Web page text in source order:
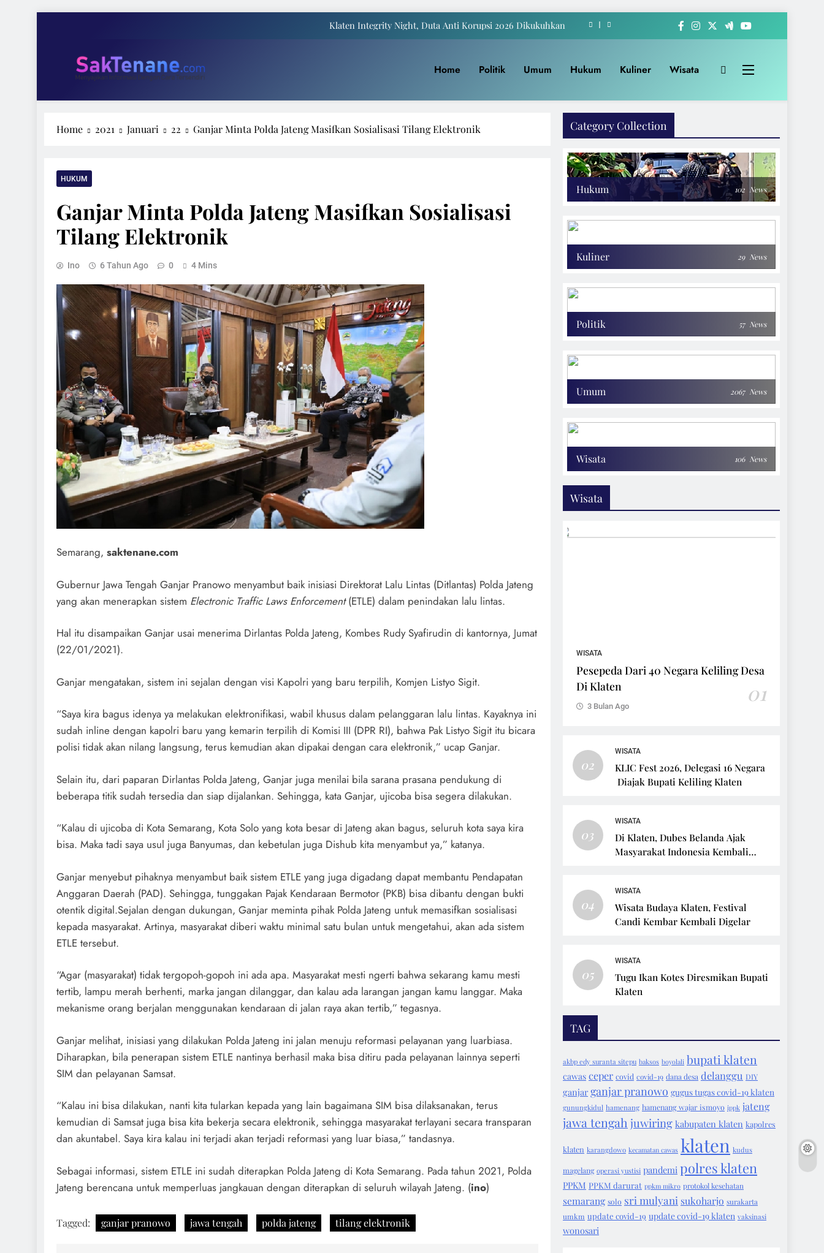
Klaten Integrity Night, Duta Anti Korupsi 2026 Dikukuhkan
Wakil Ketua Komite I DPD RI Muhdi: Pendidikan Harus Dinikmati Semua Masyarakat
Yaqowiyu, Menko Perekonomian Ikut Sebar Ribuan Apem
Klaten Integrity Night, Duta Anti Korupsi 2026 Dikukuhkan
SakTenane.com
Home Politik Umum Hukum Kuliner Wisata
Home 2021 Januari 22 Ganjar Minta Polda Jateng Masifkan Sosialisasi Tilang Elektronik
HUKUM
Ganjar Minta Polda Jateng Masifkan Sosialisasi
Tilang Elektronik
Ino 6 Tahun Ago 0 4 Mins
Semarang, saktenane.com
Gubernur Jawa Tengah Ganjar Pranowo menyambut baik inisiasi Direktorat Lalu Lintas (Ditlantas) Polda Jateng
yang akan menerapkan sistem Electronic Traffic Laws Enforcement(ETLE) dalam penindakan lalu lintas.
Hal itu disampaikan Ganjar usai menerima Dirlantas Polda Jateng, Kombes Rudy Syafirudin di kantornya, Jumat
(22/01/2021).
Ganjar mengatakan, sistem ini sejalan dengan visi Kapolri yang baru terpilih, Komjen Listyo Sigit.
“Saya kira bagus idenya ya melakukan elektronifikasi, wabil khusus dalam pelanggaran lalu lintas. Kayaknya ini
sudah inline dengan kapolri baru yang kemarin terpilih di Komisi III (DPR RI), bahwa Pak Listyo Sigit itu bicara
polisi tidak akan nilang langsung, terus kemudian akan dipakai dengan cara elektronik,” ucap Ganjar.
Selain itu, dari paparan Dirlantas Polda Jateng, Ganjar juga menilai bila sarana prasana pendukung di
beberapa titik sudah tersedia dan siap dijalankan. Sehingga, kata Ganjar, ujicoba bisa segera dilakukan.
“Kalau di ujicoba di Kota Semarang, Kota Solo yang kota besar di Jateng akan bagus, seluruh kota saya kira
bisa. Maka tadi saya usul juga Banyumas, dan kebetulan juga Dishub kita menyambut ya,” katanya.
Ganjar menyebut pihaknya menyambut baik sistem ETLE yang juga digadang dapat membantu Pendapatan
Anggaran Daerah (PAD). Sehingga, tunggakan Pajak Kendaraan Bermotor (PKB) bisa dibantu dengan bukti
otentik digital.Sejalan dengan dukungan, Ganjar meminta pihak Polda Jateng untuk memasifkan sosialisasi
kepada masyarakat. Artinya, masyarakat diberi waktu minimal satu bulan untuk mengetahui, akan ada sistem
ETLE tersebut.
“Agar (masyarakat) tidak tergopoh-gopoh ini ada apa. Masyarakat mesti ngerti bahwa sekarang kamu mesti
tertib, lampu merah berhenti, marka jangan dilanggar, dan kalau ada larangan jangan kamu langgar. Maka
mekanisme orang berjalan menggunakan kendaraan di jalan raya akan tertib,” tegasnya.
Ganjar melihat, inisiasi yang dilakukan Polda Jateng ini jalan menuju reformasi pelayanan yang luarbiasa.
Diharapkan, bila penerapan sistem ETLE nantinya berhasil maka bisa ditiru pada pelayanan lainnya seperti
SIM dan pelayanan Samsat.
“Kalau ini bisa dilakukan, nanti kita tularkan kepada yang lain bagaimana SIM bisa dilaksanakan, terus
kemudian di Samsat juga bisa kita bekerja secara elektronik, sehingga masyarakat terlayani secara transparan
dan akuntabel. Saya kira kalau ini terjadi akan terjadi reformasi yang luar biasa,” tandasnya.
Sebagai informasi, sistem ETLE ini sudah diterapkan Polda Jateng di Kota Semarang. Pada tahun 2021, Polda
Jateng berencana untuk memperluas jangkauan dengan diterapkan di seluruh wilayah Jateng. (ino)
Tagged: ganjar pranowo jawa tengah polda jateng tilang elektronik
Category Collection
Hukum 102 News
Kuliner 29 News
Politik 57 News
Umum 2067 News
Wisata 106 News
Wisata
WISATA
Pesepeda Dari 40 Negara Keliling Desa
Di Klaten
01
3 Bulan Ago
02
WISATA
KLIC Fest 2026, Delegasi 16 Negara
Diajak Bupati Keliling Klaten
03
WISATA
Di Klaten, Dubes Belanda Ajak
Masyarakat Indonesia Kembali
04
WISATA
Wisata Budaya Klaten, Festival
Candi Kembar Kembali Digelar
05
WISATA
Tugu Ikan Kotes Diresmikan Bupati
Klaten
TAG
akbp edy suranta sitepu baksos boyolali bupati klaten
cawas ceper covid covid-19 dana desa delanggu DIY
ganjar ganjar pranowo gugus tugas covid-19 klaten
gunungkidul hamenang hamenang wajar ismoyo ippk jateng
jawa tengah juwiring kabupaten klaten kapolres
klaten karangdowo kecamatan cawas klaten kudus
magelang operasi yustisi pandemi polres klaten
PPKM PPKM darurat ppkm mikro protokol kesehatan
semarang solo sri mulyani sukoharjo surakarta
umkm update covid-19 update covid-19 klaten vaksinasi
wonosari